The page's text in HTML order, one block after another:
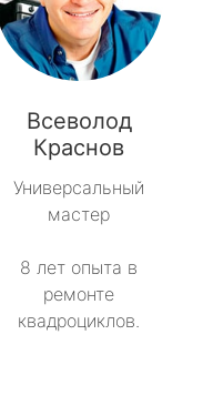
Всеволод
Краснов
Универсальный
мастер
8 лет опыта в
ремонте
квадроциклов.